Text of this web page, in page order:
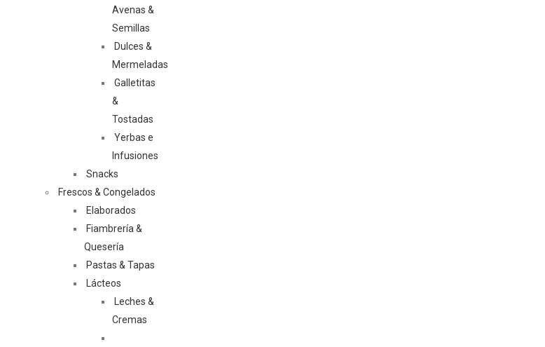
Avenas &
Semillas
Dulces &
Mermeladas
Galletitas
&
Tostadas
Yerbas e
Infusiones
Snacks
Frescos & Congelados
Elaborados
Fiambrería &
Quesería
Pastas & Tapas
Lácteos
Leches &
Cremas